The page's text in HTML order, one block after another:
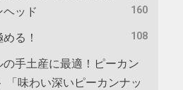
ッド
160
る！ 108
手土産に最適！ピーカン
「味わい深いピーカンナッ